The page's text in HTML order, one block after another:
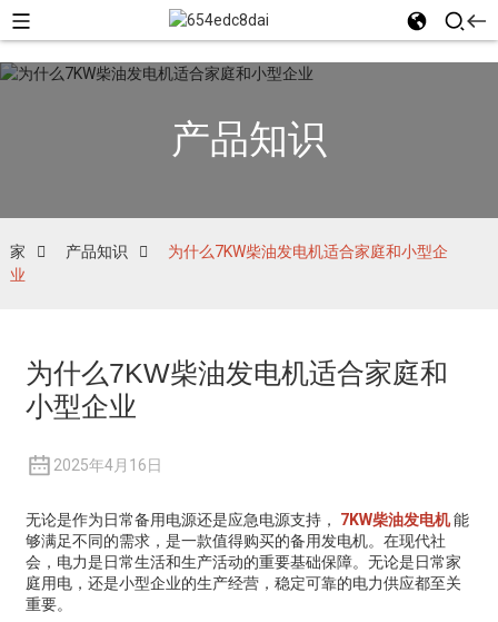
产品知识
家 产品知识
为什么7KW柴油发电机适合家庭和小型企
业
为什么7KW柴油发电机适合家庭和
小型企业
2025年4月16日
无论是作为日常备用电源还是应急电源支持， 7KW柴油发电机能
够满足不同的需求，是一款值得购买的备用发电机。在现代社
会，电力是日常生活和生产活动的重要基础保障。无论是日常家
庭用电，还是小型企业的生产经营，稳定可靠的电力供应都至关
重要。